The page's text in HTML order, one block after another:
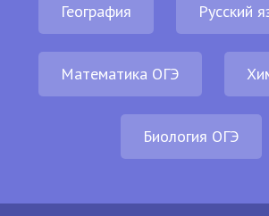
География Русский
Математика ОГЭ
Биология ОГЭ